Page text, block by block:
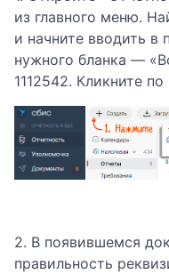
из главного меню.
и начните вводить в
нужного бланка —
1112542. Кликните по
2. В появившемся
правильность